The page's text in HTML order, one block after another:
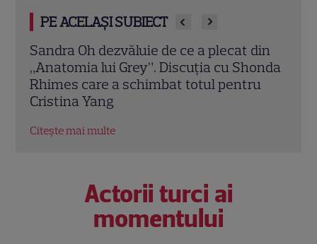
PE ACELAȘI SUBIECT
Marvel are un nou Black Panther. David
Jonsson preia moștenirea lui Chadwick
Boseman
Citește mai multe
Actorii turci ai
momentului